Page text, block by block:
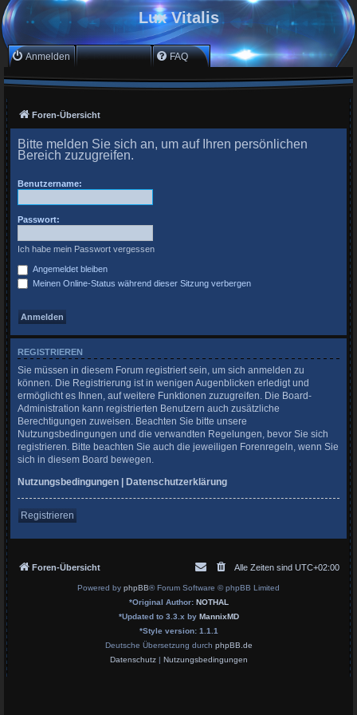
Lux Vitalis
Anmelden Registrieren FAQ
Foren-Übersicht
Bitte melden Sie sich an, um auf Ihren persönlichen
Bereich zuzugreifen.
Benutzername:
Passwort:
Ich habe mein Passwort vergessen
Angemeldet bleiben
Meinen Online-Status während dieser Sitzung verbergen
REGISTRIEREN
Sie müssen in diesem Forum registriert sein, um sich anmelden zu
können. Die Registrierung ist in wenigen Augenblicken erledigt und
ermöglicht es Ihnen, auf weitere Funktionen zuzugreifen. Die Board-
Administration kann registrierten Benutzern auch zusätzliche
Berechtigungen zuweisen. Beachten Sie bitte unsere
Nutzungsbedingungen und die verwandten Regelungen, bevor Sie sich
registrieren. Bitte beachten Sie auch die jeweiligen Forenregeln, wenn Sie
sich in diesem Board bewegen.
Nutzungsbedingungen | Datenschutzerklärung
Registrieren
Foren-Übersicht Alle Zeiten sind UTC+02:00
Powered by phpBB® Forum Software © phpBB Limited
*Original Author: NOTHAL
*Updated to 3.3.x by MannixMD
*Style version: 1.1.1
Deutsche Übersetzung durch phpBB.de
Datenschutz| Nutzungsbedingungen